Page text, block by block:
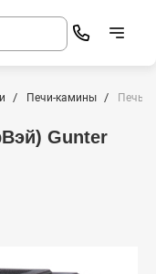
Печи-камины Печь-
Gunter